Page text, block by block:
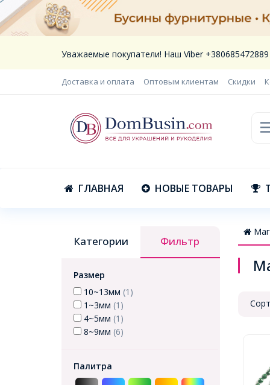
Уважаемые покупатели! Наш Viber
Доставка и оплата Оптовым клиентам Скидки
ГЛАВНАЯ НОВЫЕ ТОВАРЫ
Категории Фильтр
Размер
10~13мм (1)
1~3мм (1)
4~5мм (1)
8~9мм (6)
Палитра